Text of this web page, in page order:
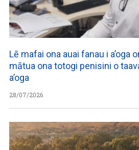
Lē mafai ona auai fanau i a’oga
mātua ona totogi penisini o
a’oga
28/07/2026